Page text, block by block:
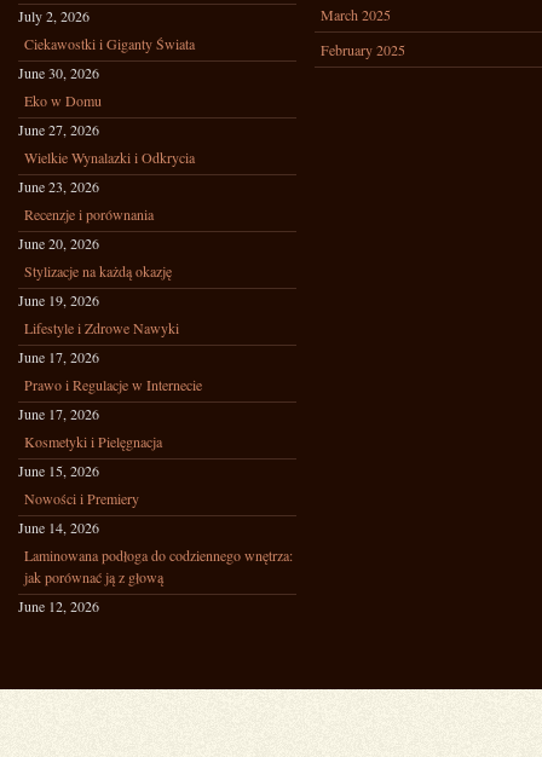
July 2, 2026
Ciekawostki i Giganty Świata
June 30, 2026
Eko w Domu
June 27, 2026
Wielkie Wynalazki i Odkrycia
June 23, 2026
Recenzje i porównania
June 20, 2026
Stylizacje na każdą okazję
June 19, 2026
Lifestyle i Zdrowe Nawyki
June 17, 2026
Prawo i Regulacje w Internecie
June 17, 2026
Kosmetyki i Pielęgnacja
June 15, 2026
Nowości i Premiery
June 14, 2026
Laminowana podłoga do codziennego wnętrza:
jak porównać ją z głową
June 12, 2026
March 2025
February 2025